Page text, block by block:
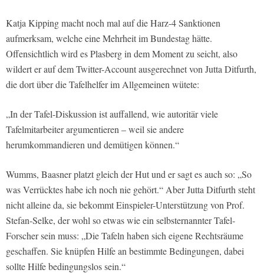
Katja Kipping macht noch mal auf die Harz-4 Sanktionen
aufmerksam, welche eine Mehrheit im Bundestag hätte.
Offensichtlich wird es Plasberg in dem Moment zu seicht, also
wildert er auf dem Twitter-Account ausgerechnet von Jutta Ditfurth,
die dort über die Tafelhelfer im Allgemeinen wütete:
„In der Tafel-Diskussion ist auffallend, wie autoritär viele
Tafelmitarbeiter argumentieren – weil sie andere
herumkommandieren und demütigen können.“
Wumms, Baasner platzt gleich der Hut und er sagt es auch so: „So
was Verrücktes habe ich noch nie gehört.“ Aber Jutta Ditfurth steht
nicht alleine da, sie bekommt Einspieler-Unterstützung von Prof.
Stefan-Selke, der wohl so etwas wie ein selbsternannter Tafel-
Forscher sein muss: „Die Tafeln haben sich eigene Rechtsräume
geschaffen. Sie knüpfen Hilfe an bestimmte Bedingungen, dabei
sollte Hilfe bedingungslos sein.“